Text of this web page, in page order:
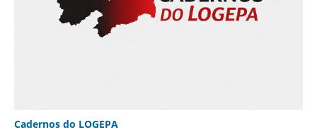
Cadernos do LOGEPA